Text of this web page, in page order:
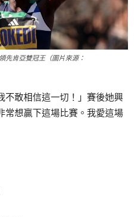
先肯亞雙冠王（圖片來源：
不敢相信這一切！」賽後她興
常想贏下這場比賽。我愛這場